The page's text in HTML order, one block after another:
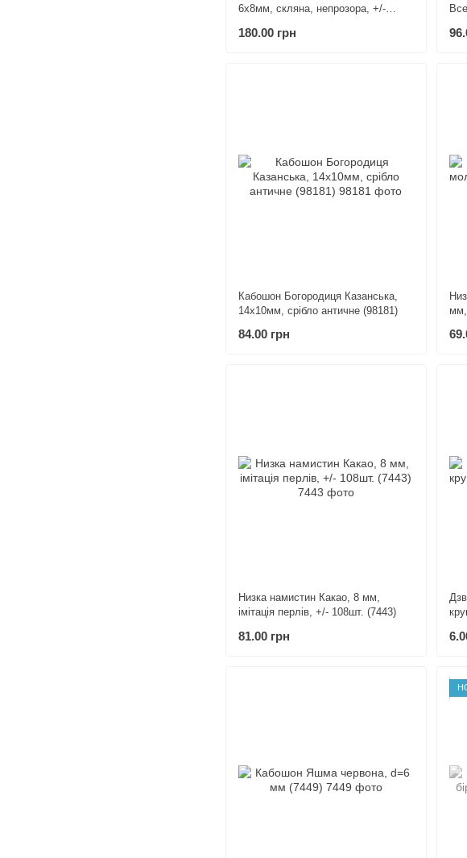
6х8мм, скляна, непрозора, +/-
180.00 грн
Кабошон Богородиця Казанська,
14х10мм, срібло античне (98181)
84.00 грн
мм,
Низка намистин Какао, 8 мм,
імітація перлів, +/- 108шт. (7443)
81.00 грн